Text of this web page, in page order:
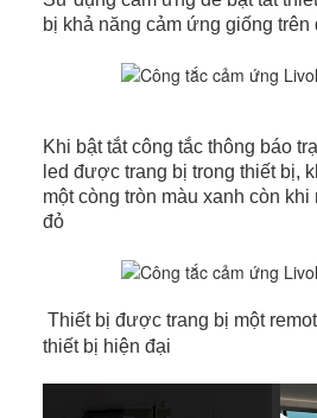
bị khả năng cảm ứng giống trên
Khi bật tắt công tắc thông báo
led được trang bị trong thiết bị,
một còng tròn màu xanh còn
đỏ
Thiết bị được trang bị một
thiết bị hiện đại